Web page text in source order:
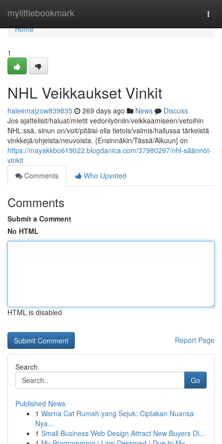
mylittlebookmark
Home
Home
1
NHL Veikkaukset Vinkit
haleemajzow839835 269 days ago News
Discuss
Jos ajattelisit/haluat/mietit vedonlyöniin/veikkaamiseen/vetoihin
NHL:ssä, sinun on/voit/pitäisi olla tietois/valmis/hallussa tärkeistä
vinkkejä/ohjeista/neuvoista. {Ensinnäkin/Tässä/Alkuun] on
https://mayakkbo619022.blogdanica.com/37980297/nhl-säännöt-
vinkit
Comments
Who Upvoted
Comments
Submit a Comment
No HTML
HTML is disabled
Report Page
Search
Go
Published News
1 Warna Cat Rumah yang Sejuk: Ciptakan Nuansa
Nya...
1 Small Business Web Design Attract New Buyers Di...